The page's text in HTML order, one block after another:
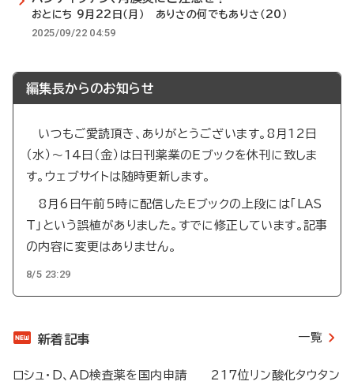
おとにち 9月22日（月） ありさの何でもありさ（20）
2025/09/22 04:59
編集長からのお知らせ
いつもご愛読頂き、ありがとうございます。8月12日
（水）～14日（金）は日刊薬業のEブックを休刊に致しま
す。ウェブサイトは随時更新します。
8月6日午前5時に配信したEブックの上段には「LAS
T」という誤植がありました。すでに修正しています。記事
の内容に変更はありません。
8/5 23:29
新着記事 一覧
ロシュ・D、AD検査薬を国内申請 217位リン酸化タウタン